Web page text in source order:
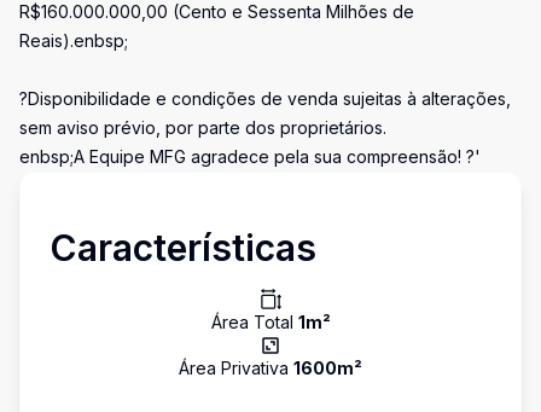
R$160.000.000,00 (Cento e Sessenta Milhões de
Reais).enbsp;
?Disponibilidade e condições de venda sujeitas à alterações,
sem aviso prévio, por parte dos proprietários.
enbsp;A Equipe MFG agradece pela sua compreensão! ?'
Características
Área Total 1m²
Área Privativa 1600m²